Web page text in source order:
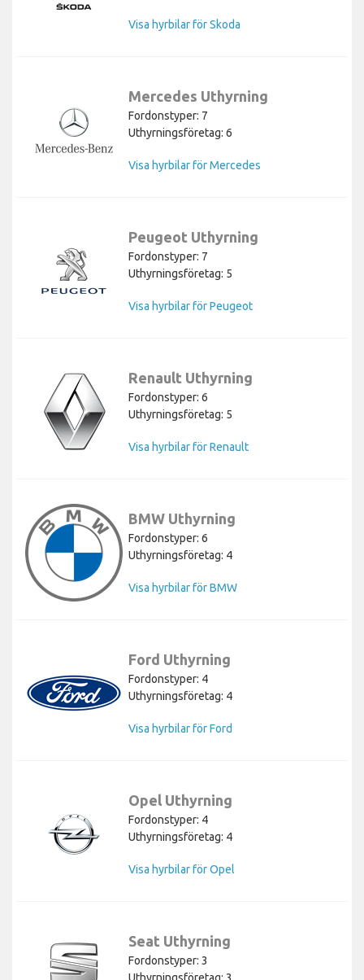
Visa hyrbilar för Skoda
Mercedes Uthyrning
Fordonstyper: 7
Uthyrningsföretag: 6
Visa hyrbilar för Mercedes
Peugeot Uthyrning
Fordonstyper: 7
Uthyrningsföretag: 5
Visa hyrbilar för Peugeot
Renault Uthyrning
Fordonstyper: 6
Uthyrningsföretag: 5
Visa hyrbilar för Renault
BMW Uthyrning
Fordonstyper: 6
Uthyrningsföretag: 4
Visa hyrbilar för BMW
Ford Uthyrning
Fordonstyper: 4
Uthyrningsföretag: 4
Visa hyrbilar för Ford
Opel Uthyrning
Fordonstyper: 4
Uthyrningsföretag: 4
Visa hyrbilar för Opel
Seat Uthyrning
Fordonstyper: 3
Uthyrningsföretag: 3